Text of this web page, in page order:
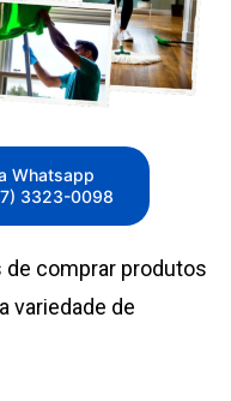
Whatsapp
3323-0098
de comprar produtos
variedade de